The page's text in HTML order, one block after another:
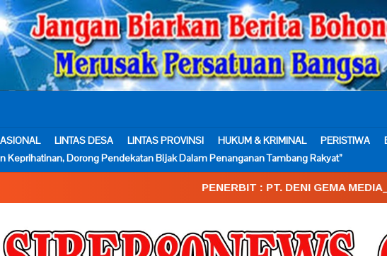
LINTAS DESA LINTAS PROVINSI HUKUM & KRIMINAL PERISTIWA
Keprihatinan, Dorong Pendekatan Bijak Dalam Penanganan Tambang Rakyat”
PENERBIT : PT. DENI GEMA